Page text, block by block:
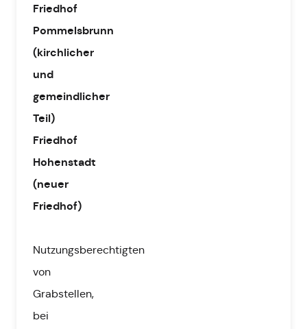
Friedhof
Pommelsbrunn
(kirchlicher
und
gemeindlicher
Teil)
Friedhof
Hohenstadt
(neuer
Friedhof)
Nutzungsberechtigten
von
Grabstellen,
bei